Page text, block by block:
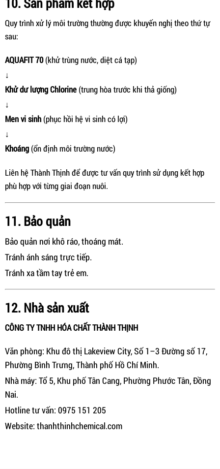
Quy trình xử lý môi trường thường được khuyến nghị theo thứ tự
sau:
AQUAFIT 70(khử trùng nước, diệt cá tạp)
↓
Khử dư lượng Chlorine (trung hòa trước khi thả giống)
↓
Men vi sinh (phục hồi hệ vi sinh có lợi)
↓
Khoáng (ổn định môi trường nước)
Liên hệ Thành Thịnh để được tư vấn quy trình sử dụng kết hợp
phù hợp với từng giai đoạn nuôi.
11. Bảo quản
Bảo quản nơi khô ráo, thoáng mát.
Tránh ánh sáng trực tiếp.
Tránh xa tầm tay trẻ em.
12. Nhà sản xuất
CÔNG TY TNHH HÓA CHẤT THÀNH THỊNH
Văn phòng: Khu đô thị Lakeview City, Số 1–3 Đường số 17,
Phường Bình Trưng, Thành phố Hồ Chí Minh.
Nhà máy: Tổ 5, Khu phố Tân Cang, Phường Phước Tân, Đồng
Nai.
Hotline tư vấn: 0975 151 205
Website: thanhthinhchemical.com